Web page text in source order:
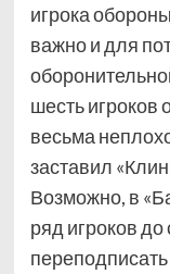
игрока
важно и для
шесть игроков
весьма
заставил
Возможно, в
ряд игроков до